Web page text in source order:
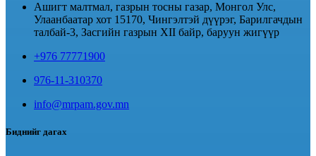
Ашигт малтмал, газрын тосны газар, Монгол Улс,
Улаанбаатар хот 15170, Чингэлтэй дүүрэг, Барилгачдын
талбай-3, Засгийн газрын XII байр, баруун жигүүр
+976 77771900
976-11-310370
info@mrpam.gov.mn
Биднийг дагах